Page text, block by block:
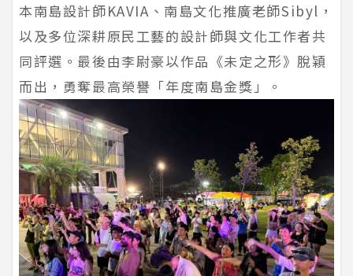
本南島設計師KAVIA、南島文化推廣老師Sibyl，
以及多位深耕原民工藝的設計師與文化工作者共
同評選。最後由李尉豪以作品《未定之形》脫穎
而出，勇奪最高榮譽「年度南島金獎」。